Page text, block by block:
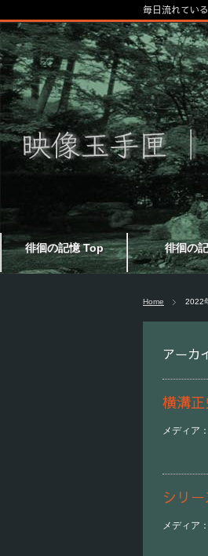
徘徊の記憶 Top 徘徊の
毎日流れてい
Home 2022
アーカ
横溝
メディ
シリ
メディ